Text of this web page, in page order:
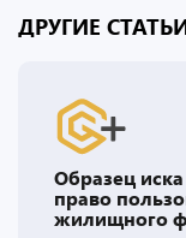
ДРУГИЕ
Образец
право
жилищного